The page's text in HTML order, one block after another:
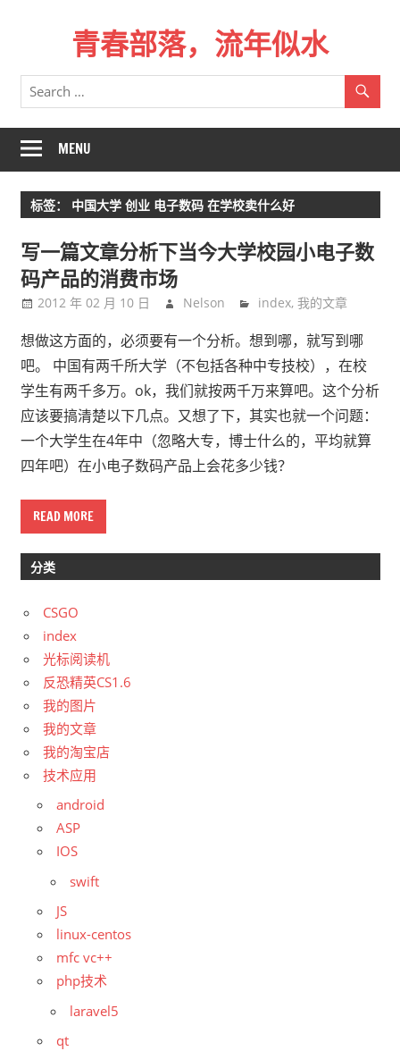
青春部落，流年似水
青
春
一
场
远
行，
记
不
起
来
时
的
路。
MENU
标签： 中国大学 创业 电子数码 在学校卖什么好
写一篇文章分析下当今大学校园小电子数
码产品的消费市场
2012 年 02 月 10 日 Nelson index,我的文章
想做这方面的，必须要有一个分析。想到哪，就写到哪
吧。 中国有两千所大学（不包括各种中专技校），在校
学生有两千多万。ok，我们就按两千万来算吧。这个分析
应该要搞清楚以下几点。又想了下，其实也就一个问题：
一个大学生在4年中（忽略大专，博士什么的，平均就算
四年吧）在小电子数码产品上会花多少钱？
READ MORE
分类
CSGO
index
光标阅读机
反恐精英CS1.6
我的图片
我的文章
我的淘宝店
技术应用
android
ASP
IOS
swift
JS
linux-centos
mfc vc++
php技术
laravel5
qt